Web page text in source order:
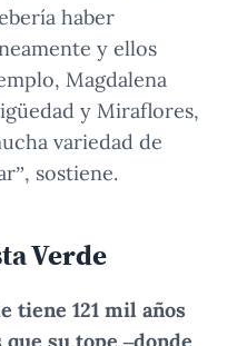
haber
y ellos
Magdalena
y Miraflores,
variedad de
sostiene.
Verde
tiene 121 mil años